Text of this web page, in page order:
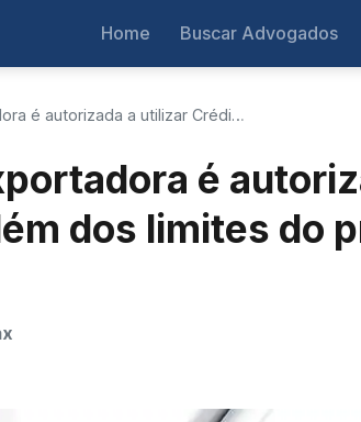
Home Buscar Advogados
é autorizada a utilizar Crédi…
é
dos limites do